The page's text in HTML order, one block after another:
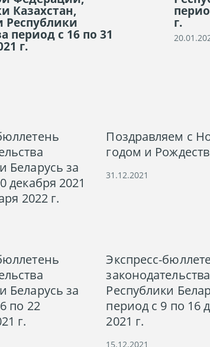
Казахстан,
Республики
период с 16 по 31
г.
г.
Беларусь за
декабря 2021
2022 г.
Поздравляем с
годом и
31.12.2021
Беларусь за
по 22
г.
Экспресс-
законодательства
Республики
период с 9 по 16
2021 г.
15.12.2021